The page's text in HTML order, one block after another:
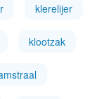
klerelijer
klootzak